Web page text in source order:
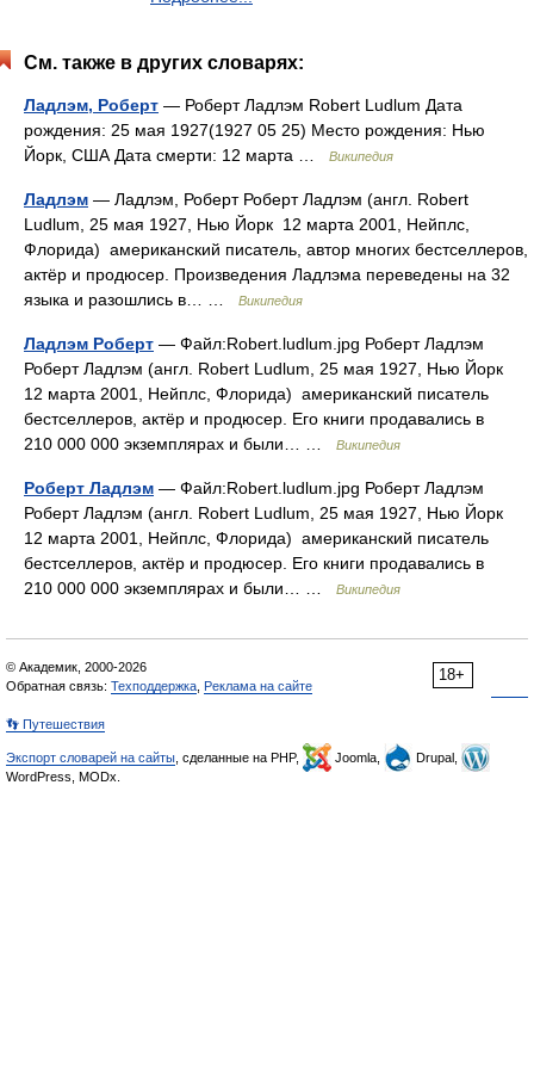
См. также в других словарях:
Ладлэм, Роберт — Роберт Ладлэм Robert Ludlum Дата
рождения: 25 мая 1927(1927 05 25) Место рождения: Нью
Йорк, США Дата смерти: 12 марта …
Википедия
Ладлэм — Ладлэм, Роберт Роберт Ладлэм (англ. Robert
Ludlum, 25 мая 1927, Нью Йорк 12 марта 2001, Нейплс,
Флорида) американский писатель, автор многих бестселлеров,
актёр и продюсер. Произведения Ладлэма переведены на 32
языка и разошлись в… …
Википедия
Ладлэм Роберт — Файл:Robert.ludlum.jpg Роберт Ладлэм
Роберт Ладлэм (англ. Robert Ludlum, 25 мая 1927, Нью Йорк
12 марта 2001, Нейплс, Флорида) американский писатель
бестселлеров, актёр и продюсер. Его книги продавались в
210 000 000 экземплярах и были… …
Википедия
Роберт Ладлэм — Файл:Robert.ludlum.jpg Роберт Ладлэм
Роберт Ладлэм (англ. Robert Ludlum, 25 мая 1927, Нью Йорк
12 марта 2001, Нейплс, Флорида) американский писатель
бестселлеров, актёр и продюсер. Его книги продавались в
210 000 000 экземплярах и были… …
Википедия
18+
© Академик, 2000-2026
Обратная связь: Техподдержка Реклама на сайте
👣 Путешествия
Экспорт словарей на сайты , сделанные на PHP, Joomla,
Drupal,
WordPress, MODx.